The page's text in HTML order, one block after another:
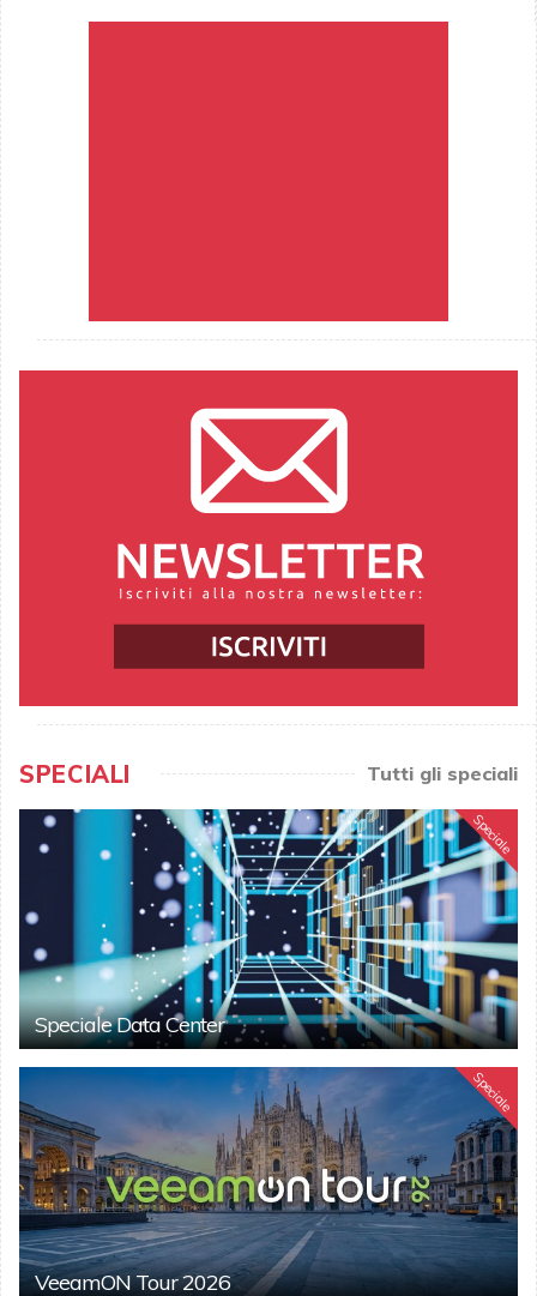
SPECIALI Tutti gli speciali
Speciale
Speciale Data Center
Speciale
VeeamON Tour 2026